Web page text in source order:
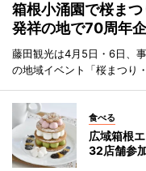
箱根小涌園で桜ま
発祥の地で70周年
藤田観光は4月5日・6日、
の地域イベント「桜まつり
食べる
広域箱根
32店舗参